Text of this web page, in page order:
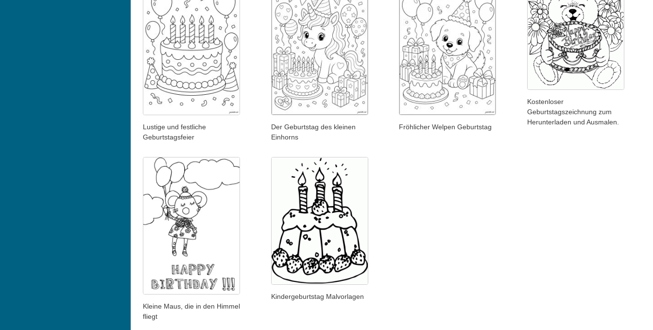
Lustige und festliche
Geburtstagsfeier
Der Geburtstag des kleinen
Einhorns
Fröhlicher Welpen Geburtstag
Kostenloser
Geburtstagszeichnung zum
Herunterladen und Ausmalen.
Kleine Maus, die in den Himmel
fliegt
Kindergeburtstag Malvorlagen